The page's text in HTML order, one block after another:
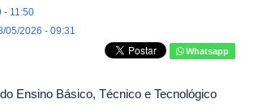
- 11:50
05/2026 - 09:31
Whatsapp
Ensino Básico, Técnico e Tecnológico